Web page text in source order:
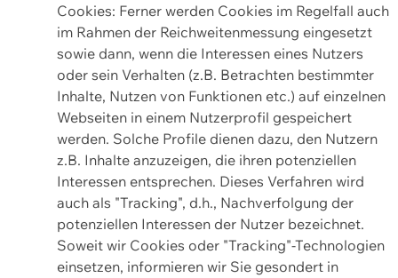
Cookies: Ferner werden Cookies im Regelfall auch
im Rahmen der Reichweitenmessung eingesetzt
sowie dann, wenn die Interessen eines Nutzers
oder sein Verhalten (z.B. Betrachten bestimmter
Inhalte, Nutzen von Funktionen etc.) auf einzelnen
Webseiten in einem Nutzerprofil gespeichert
werden. Solche Profile dienen dazu, den Nutzern
z.B. Inhalte anzuzeigen, die ihren potenziellen
Interessen entsprechen. Dieses Verfahren wird
auch als "Tracking", d.h., Nachverfolgung der
potenziellen Interessen der Nutzer bezeichnet.
Soweit wir Cookies oder "Tracking"-Technologien
einsetzen, informieren wir Sie gesondert in